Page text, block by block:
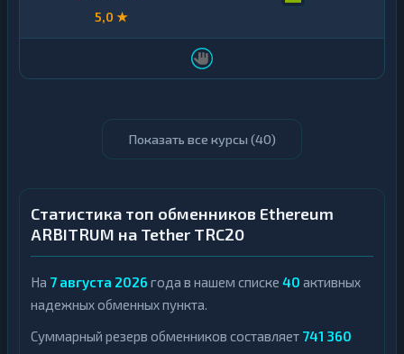
5,0 ★
Показать все курсы (40)
Статистика топ обменников Ethereum
ARBITRUM на Tether TRC20
На 7 августа 2026 года в нашем списке 40 активных
надежных обменных пункта.
Суммарный резерв обменников составляет 741 360